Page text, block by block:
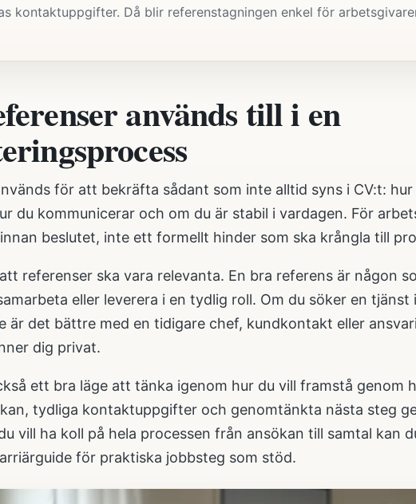
kontaktuppgifter. Då blir referenstagningen enkel för
används till i en
för att bekräfta sådant som inte alltid syns i CV:t:
du kommunicerar och om du är stabil i vardagen. För
beslutet, inte ett formellt hinder som ska krångla till
referenser ska vara relevanta. En bra referens är någon
eller leverera i en tydlig roll. Om du söker en
är det bättre med en tidigare chef, kundkontakt eller
dig privat.
ett bra läge att tänka igenom hur du vill framstå genom
tydliga kontaktuppgifter och genomtänkta nästa steg
vill ha koll på hela processen från ansökan till samtal kan
för praktiska jobbsteg som stöd.